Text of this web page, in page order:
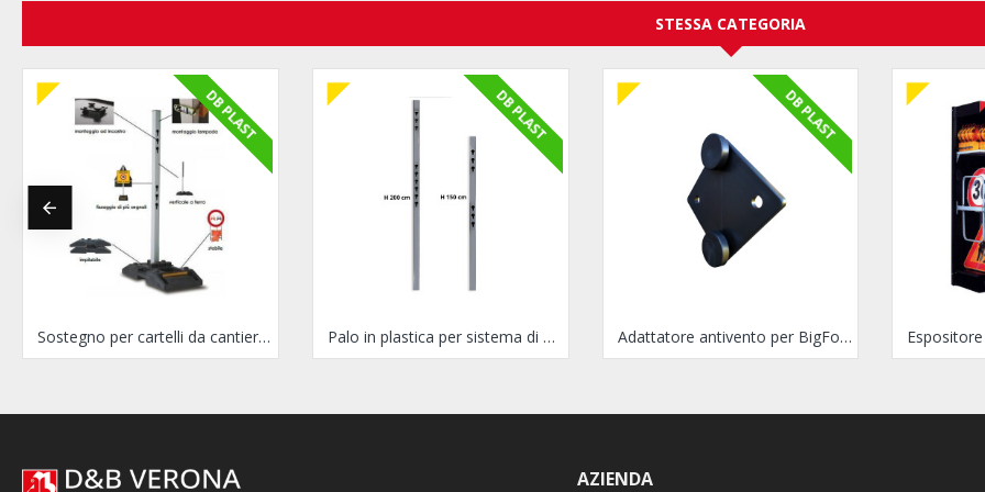
STESSA CATEGORIA
DB PLAST
Sostegno per cartelli da cantiere BIGFOOT
DB PLAST
Palo in plastica per sistema di sostegno Bigfoot
DB PLAST
Adattatore antivento per BigFoot
AZIENDA